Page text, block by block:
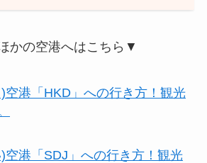
かの空港へはこちら▼
空港「HKD」への行き方！観光
空港「SDJ」への行き方！観光